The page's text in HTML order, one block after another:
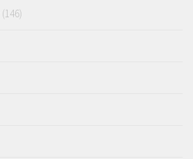
(146)